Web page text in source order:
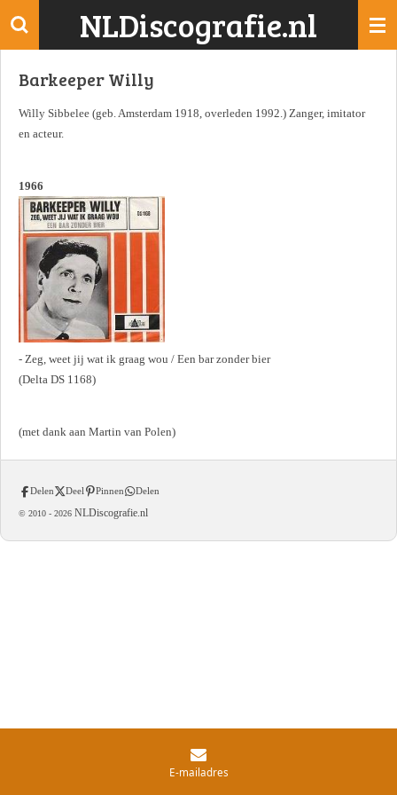
Ga
de
NLDiscografie.nl
Barkeeper Willy
Willy Sibbelee (geb. Amsterdam 1918, overleden 1992.) Zanger, imitator
en acteur.
1966
- Zeg, weet jij wat ik graag wou / Een bar zonder bier
(Delta DS 1168)
(met dank aan Martin van Polen)
Delen Deel Pinnen Delen
© 2010 - 2026 NLDiscografie.nl
E-mailadres